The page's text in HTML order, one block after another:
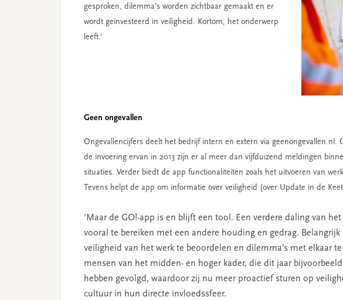
gesproken, dilemma’s worden zichtbaar gemaakt en er
wordt geïnvesteerd in veiligheid. Kortom, het onderwerp
leeft.’
Geen ongevallen
Ongevallencijfers deelt het bedrijf intern en extern via geenongevallen.nl.
de invoering ervan in 2013 zijn er al meer dan vijfduizend meldingen
situaties. Verder biedt de app functionaliteiten zoals het uitvoeren van
Tevens helpt de app om informatie over veiligheid (over Update in de
‘Maar de GO!-app is en blijft een tool. Een verdere daling van
vooral te bereiken met een andere houding en gedrag.
veiligheid van het werk te beoordelen en dilemma’s met elkaar
mensen van het midden- en hoger kader, die dit jaar
hebben gevolgd, waardoor zij nu meer proactief sturen op
cultuur in hun directe invloedssfeer.